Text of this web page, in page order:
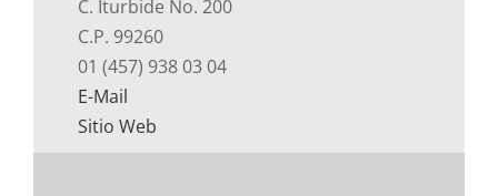
C. Iturbide No. 200
C.P. 99260
01 (457) 938 03 04
E-Mail
Sitio Web